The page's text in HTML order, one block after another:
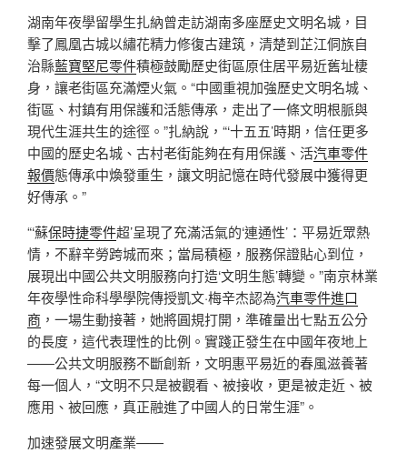
湖南年夜學留學生扎納曾走訪湖南多座歷史文明名城，目
擊了鳳凰古城以繡花精力修復古建筑，清楚到芷江侗族自
治縣藍寶堅尼零件積極鼓勵歷史街區原住居平易近舊址棲
身，讓老街區充滿煙火氣。“中國重視加強歷史文明名城、
街區、村鎮有用保護和活態傳承，走出了一條文明根脈與
現代生涯共生的途徑。”扎納說，“‘十五五’時期，信任更多
中國的歷史名城、古村老街能夠在有用保護、活汽車零件
報價態傳承中煥發重生，讓文明記憶在時代發展中獲得更
好傳承。”
“‘蘇保時捷零件超’呈現了充滿活氣的‘連通性’：平易近眾熱
情，不辭辛勞跨城而來；當局積極，服務保證貼心到位，
展現出中國公共文明服務向打造‘文明生態’轉變。”南京林業
年夜學性命科學學院傳授凱文·梅辛杰認為汽車零件進口
商 ，一場生動接著，她將圓規打開，準確量出七點五公分
的長度，這代表理性的比例。實踐正發生在中國年夜地上
——公共文明服務不斷創新，文明惠平易近的春風滋養著
每一個人，“文明不只是被觀看、被接收，更是被走近、被
應用、被回應，真正融進了中國人的日常生涯”。
加速發展文明產業——